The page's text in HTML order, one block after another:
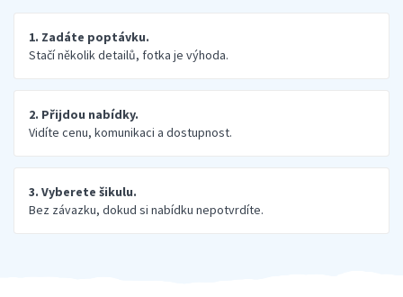
1. Zadáte poptávku.
Stačí několik detailů, fotka je výhoda.
2. Přijdou nabídky.
Vidíte cenu, komunikaci a dostupnost.
3. Vyberete šikulu.
Bez závazku, dokud si nabídku nepotvrdíte.